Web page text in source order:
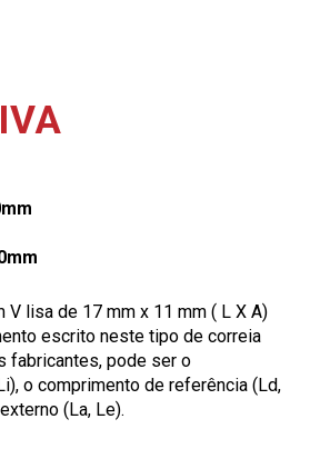
V lisa de 17 mm x 11 mm ( L X A)
escrito neste tipo de correia
fabricantes, pode ser o
o comprimento de referência (Ld,
(La, Le).